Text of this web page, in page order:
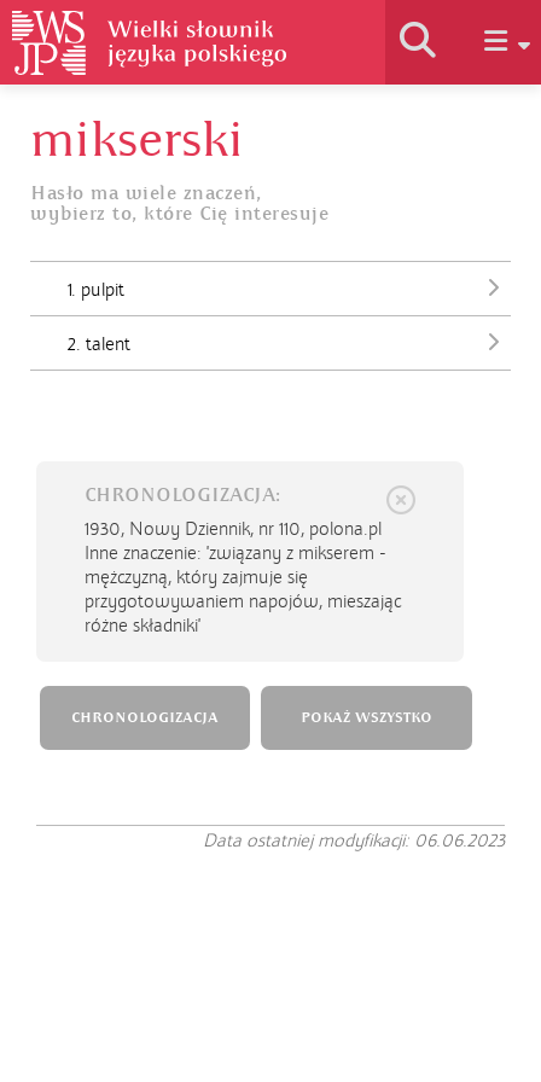
Historia słownika
Jak korzystać
mikserski
Hasło ma wiele znaczeń,
wybierz to, które Cię interesuje
1. pulpit
2. talent
CHRONOLOGIZACJA:
1930, Nowy Dziennik, nr 110, polona.pl
Inne znaczenie: 'związany z mikserem -
mężczyzną, który zajmuje się
przygotowywaniem napojów, mieszając
różne składniki'
CHRONOLOGIZACJA POKAŻ WSZYSTKO
Data ostatniej modyfikacji: 06.06.2023